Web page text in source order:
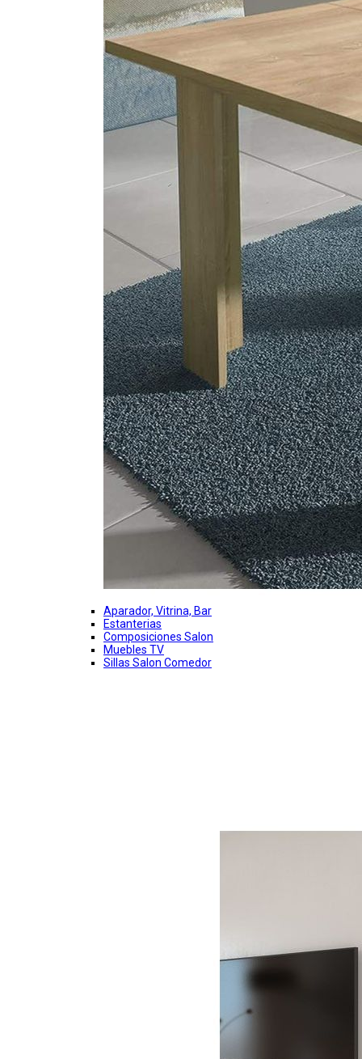
Aparador, Vitrina, Bar
Estanterias
Composiciones Salon
Muebles TV
Sillas Salon Comedor